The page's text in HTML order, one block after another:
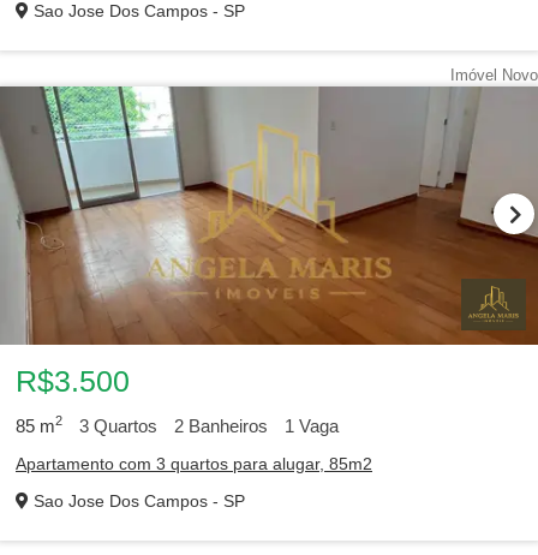
Sao Jose Dos Campos - SP
Imóvel Novo
R$3.500
85 m2 3 Quartos 2 Banheiros 1 Vaga
Apartamento com 3 quartos para alugar, 85m2
Sao Jose Dos Campos - SP